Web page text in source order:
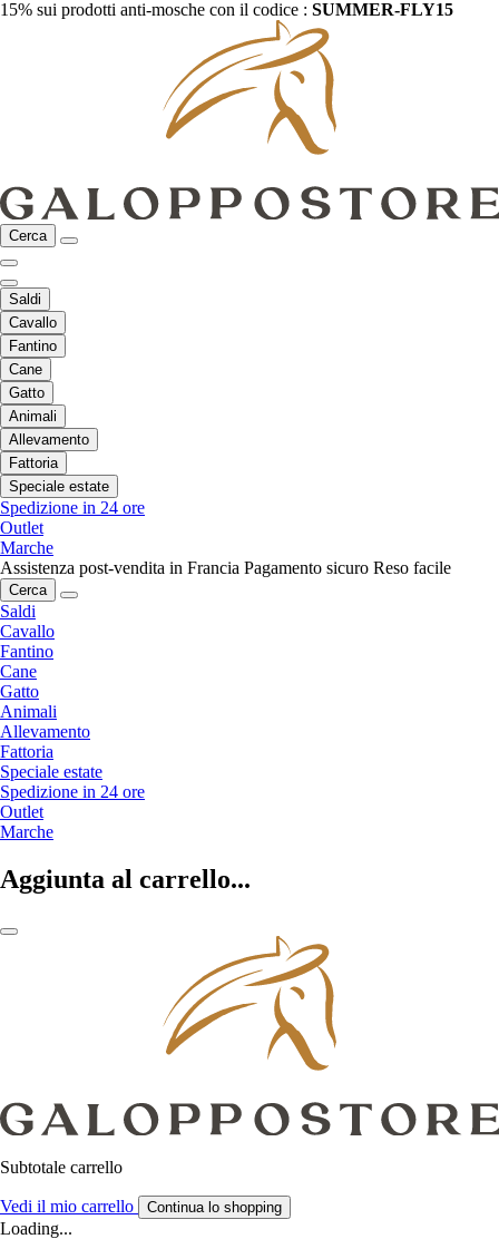
15% sui prodotti anti-mosche con il codice : SUMMER-FLY15
Cerca
Saldi
Cavallo
Fantino
Cane
Gatto
Animali
Allevamento
Fattoria
Speciale estate
Spedizione in 24 ore
Outlet
Marche
Assistenza post-vendita in Francia Pagamento sicuro Reso facile
Cerca
Saldi
Cavallo
Fantino
Cane
Gatto
Animali
Allevamento
Fattoria
Speciale estate
Spedizione in 24 ore
Outlet
Marche
Aggiunta al carrello...
Subtotale carrello
Vedi il mio carrello Continua lo shopping
Loading...